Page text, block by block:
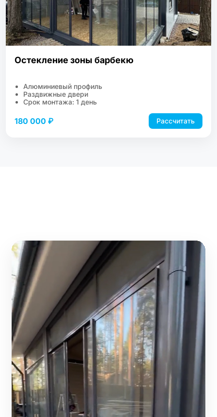
Остекление зоны барбекю
Алюминиевый профиль
Раздвижные двери
Срок монтажа: 1 день
180 000 ₽ Рассчитать